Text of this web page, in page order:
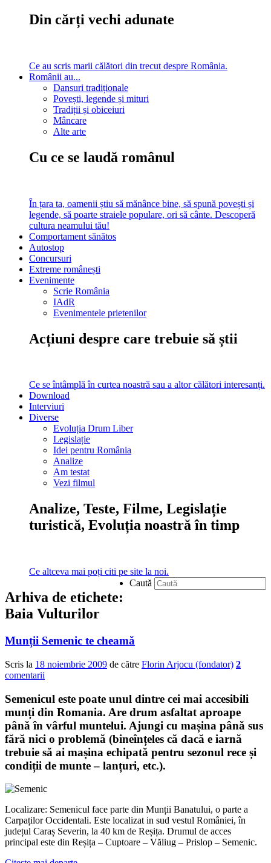
Din cărți vechi adunate
Ce au scris marii călători din trecut despre România.
Românii au...
Dansuri tradiționale
Povești, legende și mituri
Tradiții și obiceiuri
Mâncare
Alte arte
Cu ce se laudă românul
În țara ta, oamenii știu să mănânce bine, să spună povești și
legende, să poarte straiele populare, ori să cânte. Descoperă
cultura neamului tău!
Comportament sănătos
Autostop
Concursuri
Extreme românești
Evenimente
Scrie România
IAdR
Evenimentele prietenilor
Acțiuni despre care trebuie să știi
Ce se întâmplă în curtea noastră sau a altor călători interesanți.
Download
Interviuri
Diverse
Evoluția Drum Liber
Legislație
Idei pentru România
Analize
Am testat
Vezi filmul
Analize, Teste, Filme, Legislație
turistică, Evoluția noastră în timp
Ce altceva mai poți citi pe site la noi.
Caută
Arhiva de etichete:
Baia Vulturilor
Munții Semenic te cheamă
Scris la 18 noiembrie 2009 de către Florin Arjocu (fondator) 2
comentarii
Semenicul este poate unul dintre cei mai accesibili
munți din Romania. Are drum asfaltat aproape
până în vârful muntelui. Ajungi cu mașina până sus
fără nici o problemă (bineînțeles că dacă e iarnă
trebuie să ai mașina echipată pentru sezonul rece și
condiții de munte – lanțuri, etc.).
Localizare: Semenicul face parte din Munții Banatului, o parte a
Carpaților Occidentali. Este localizat in sud vestul României, în
județul Caraș Severin, la 40 km de Reșița. Drumul de acces
principal este din Reșița – Cuptoare – Văliug – Prislop – Semenic.